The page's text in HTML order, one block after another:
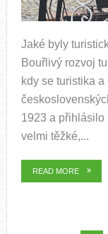
Jaké byly
Bouřlivý rozvoj
kdy se turistika
1923 a přihlásilo
velmi těžké,...
READ MORE